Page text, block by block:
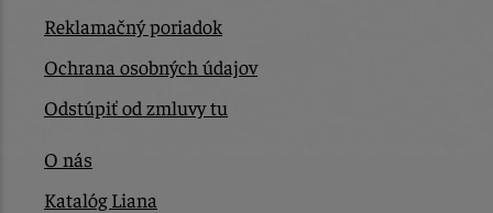
Reklamačný poriadok
Ochrana osobných údajov
Odstúpiť od zmluvy tu
O nás
Katalóg Liana